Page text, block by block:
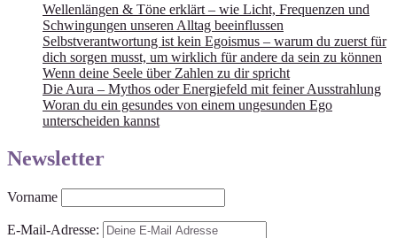
Wellenlängen & Töne erklärt – wie Licht, Frequenzen und
Schwingungen unseren Alltag beeinflussen
Selbstverantwortung ist kein Egoismus – warum du zuerst für
dich sorgen musst, um wirklich für andere da sein zu können
Wenn deine Seele über Zahlen zu dir spricht
Die Aura – Mythos oder Energiefeld mit feiner Ausstrahlung
Woran du ein gesundes von einem ungesunden Ego
unterscheiden kannst
Newsletter
Vorname
E-Mail-Adresse: